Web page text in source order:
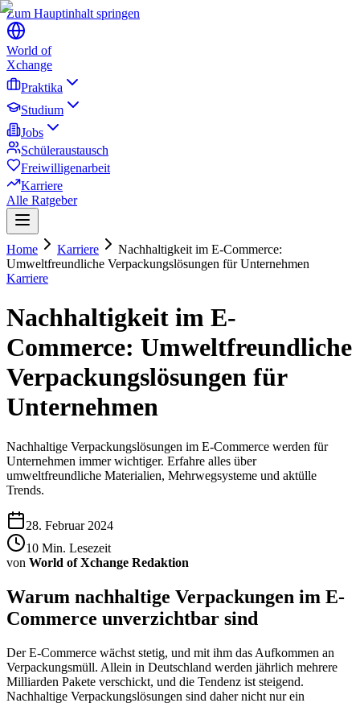
Zum Hauptinhalt springen
World of
Xchange
Praktika
Studium
Jobs
Schüleraustausch
Freiwilligenarbeit
Karriere
Alle Ratgeber
Home Karriere
Nachhaltigkeit im E-Commerce:
Umweltfreundliche Verpackungslösungen für Unternehmen
Karriere
Nachhaltigkeit im E-
Commerce: Umweltfreundliche
Verpackungslösungen für
Unternehmen
Nachhaltige Verpackungslösungen im E-Commerce werden für
Unternehmen immer wichtiger. Erfahre alles über
umweltfreundliche Materialien, Mehrwegsysteme und aktülle
Trends.
28. Februar 2024
10 Min. Lesezeit
von World of Xchange Redaktion
Warum nachhaltige Verpackungen im E-
Commerce unverzichtbar sind
Der E-Commerce wächst stetig, und mit ihm das Aufkommen an
Verpackungsmüll. Allein in Deutschland werden jährlich mehrere
Milliarden Pakete verschickt, und die Tendenz ist steigend.
Nachhaltige Verpackungslösungen sind daher nicht nur ein